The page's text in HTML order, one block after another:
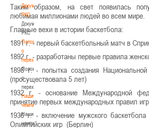
Документы
РКС
Документы
РКС
Положение
о
переходах
Положение
о
переходах
Наши
чемпионы
Наши
чемпионы
Таким образом, на свет появилась
любимая миллионами людей во всем мире.
Главные вехи в истории баскетбола:
1891 г. - первый баскетбольный матч в
1892 г. - разработаны первые правила
1898 г. - попытка создания Национальной
(просуществовала 5 лет)
1932 г. - основание Международной
принятие первых международных правил
1936 г. - включение мужского
Олимпийских игр (Берлин)